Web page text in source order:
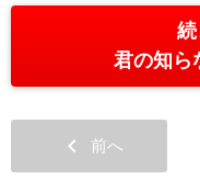
君の知ら
chevron_left 前へ